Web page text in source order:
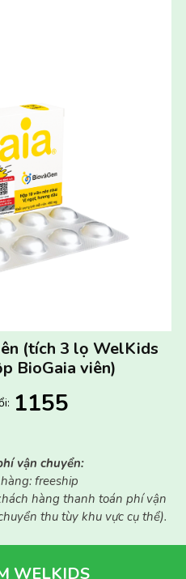
(tích 3 lọ WelKids
BioGaia viên)
1155
freeship
hàng thanh toán phí vận
thu tùy khu vực cụ thể).